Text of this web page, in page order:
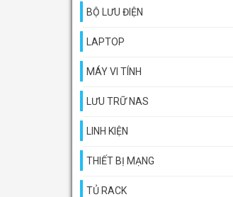
BỘ LƯU ĐIỆN
LAPTOP
MÁY VI TÍNH
LƯU TRỮ NAS
LINH KIỆN
THIẾT BỊ MẠNG
TỦ RACK